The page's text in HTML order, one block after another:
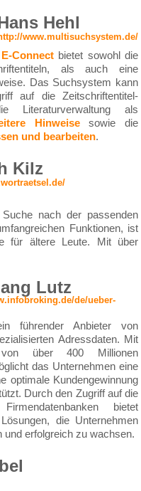
Hehl
www.multisuchsystem.de/
Connectbietet sowohl die
als auch eine
Das Suchsystem kann
auf die Zeitschriftentitel-
Literaturverwaltung als
Hinweisesowie die
und bearbeiten.
Kilz
nach der passenden
Funktionen, ist
für ältere Leute. Mit über
Lutz
de/ueber-
führender Anbieter von
Adressdaten. Mit
von über 400 Millionen
das Unternehmen eine
optimale Kundengewinnung
Durch den Zugriff auf die
bietet
die Unternehmen
erfolgreich zu wachsen.